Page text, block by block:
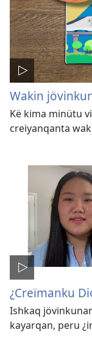
Wakin
Kë kima minütu
creiyanqanta
¿Creïmanku
Ishkaq
kayarqan, peru